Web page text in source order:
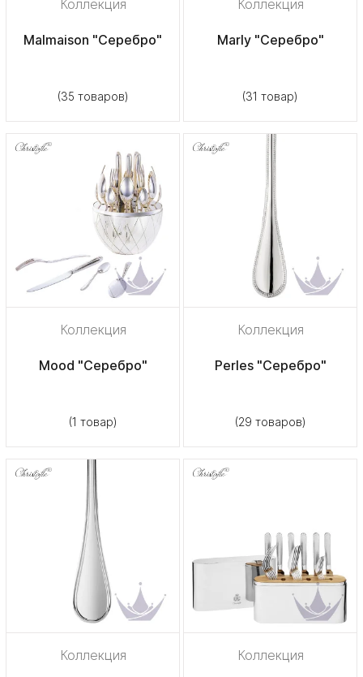
Коллекция
Malmaison "Серебро"
(35 товаров)
Коллекция
Marly "Серебро"
(31 товар)
Коллекция
Mood "Серебро"
(1 товар)
Коллекция
Perles "Серебро"
(29 товаров)
Коллекция Коллекция